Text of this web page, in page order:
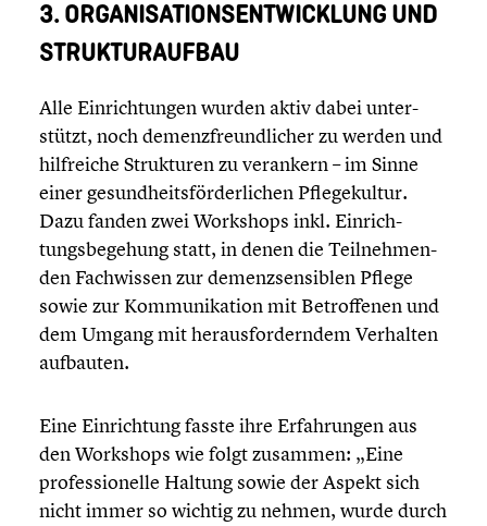
3. ORGANI­SA­TI­ONS­ENT­WICK­LUNG UND
STRUK­TUR­AUF­BAU
Alle Einrich­tun­gen wurden aktiv dabei unter­
stützt, noch demenz­freund­li­cher zu werden und
hilfrei­che Struk­tu­ren zu verankern – im Sinne
einer gesund­heits­för­der­li­chen Pflege­kul­tur.
Dazu fanden zwei Workshops inkl. Einrich­
tungs­be­ge­hung statt, in denen die Teilneh­men­
den Fachwis­sen zur demenz­sen­si­blen Pflege
sowie zur Kommu­ni­ka­tion mit Betrof­fe­nen und
dem Umgang mit heraus­for­dern­dem Verhalten
aufbauten.
Eine Einrich­tung fasste ihre Erfah­run­gen aus
den Workshops wie folgt zusammen: „Eine
profes­sio­nelle Haltung sowie der Aspekt sich
nicht immer so wichtig zu nehmen, wurde durch